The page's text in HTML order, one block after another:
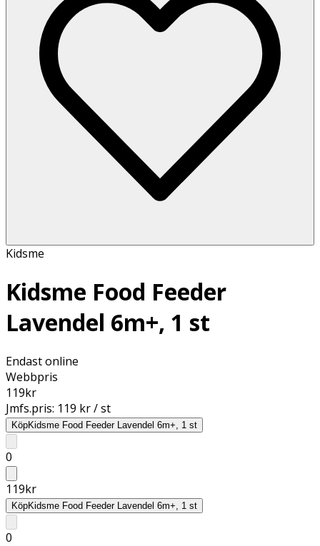
Kidsme
Kidsme Food Feeder
Lavendel 6m+, 1 st
Endast online
Webbpris
119kr
Jmfs.pris: 119 kr / st
Köp Kidsme Food Feeder Lavendel 6m+, 1 st
0
119kr
Köp Kidsme Food Feeder Lavendel 6m+, 1 st
0